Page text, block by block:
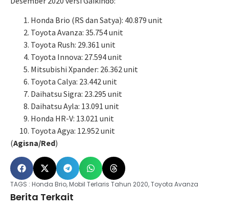
Honda Brio (RS dan Satya): 40.879 unit
Toyota Avanza: 35.754 unit
Toyota Rush: 29.361 unit
Toyota Innova: 27.594 unit
Mitsubishi Xpander: 26.362 unit
Toyota Calya: 23.442 unit
Daihatsu Sigra: 23.295 unit
Daihatsu Ayla: 13.091 unit
Honda HR-V: 13.021 unit
Toyota Agya: 12.952 unit
(Agisna/Red)
TAGS : Honda Brio,Mobil Terlaris Tahun 2020,Toyota Avanza
Berita Terkait